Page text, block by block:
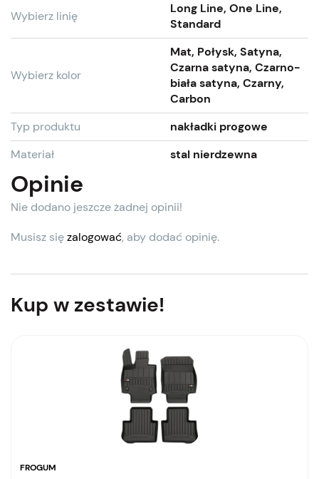
Wybierz linię
Long Line, One Line,
Standard
Wybierz kolor
Mat, Połysk, Satyna,
Czarna satyna, Czarno-
biała satyna, Czarny,
Carbon
Typ produktu
nakładki progowe
Materiał
stal nierdzewna
Opinie
Nie dodano jeszcze żadnej opinii!
Musisz sięzalogować, aby dodać opinię.
Kup w zestawie!
FROGUM